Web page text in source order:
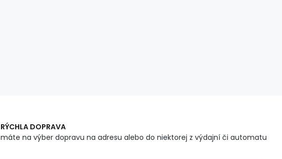
RÝCHLA DOPRAVA
máte na výber dopravu na adresu alebo do niektorej z výdajní či automatu